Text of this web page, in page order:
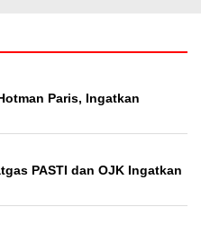
Paris, Ingatkan
PASTI dan OJK Ingatkan